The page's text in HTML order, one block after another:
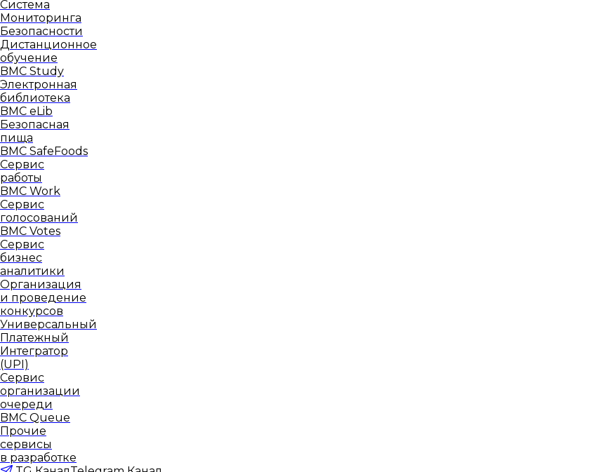
Система
Мониторинга
Безопасности
Дистанционное
обучение
BMC Study
Электронная
библиотека
BMC eLib
Безопасная
пища
BMC SafeFoods
Сервис
работы
BMC Work
Сервис
голосований
BMC Votes
Сервис
бизнес
аналитики
Организация
и проведение
конкурсов
Универсальный
Платежный
Интегратор
(UPI)
Сервис
организации
очереди
BMC Queue
Прочие
сервисы
в разработке